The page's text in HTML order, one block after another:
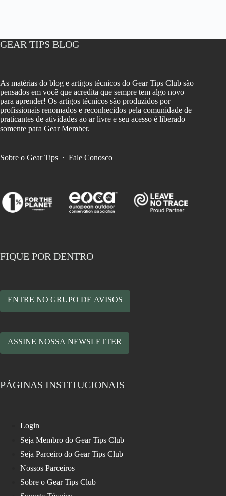
GEAR TIPS BLOG
As matérias do blog e artigos técnicos do Gear Tips Club são
pensados em você que acredita que sempre tem algo novo
para aprender! Os artigos técnicos são produzidos por
profissionais renomados e reconhecidos pela comunidade de
praticantes de atividades ao ar livre e seu acesso é liberado
somente para Gear Member.
Sobre o Gear Tips · Fale Conosco
FIQUE POR DENTRO
ENTRE NO GRUPO DE AVISOS
ASSINE NOSSA NEWSLETTER
PÁGINAS INSTITUCIONAIS
Login
Seja Membro do Gear Tips Club
Seja Parceiro do Gear Tips Club
Nossos Parceiros
Sobre o Gear Tips Club